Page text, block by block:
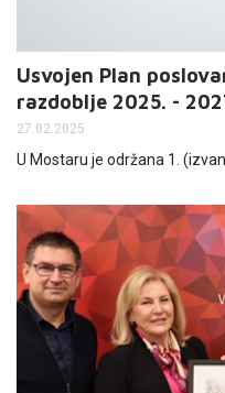
Usvojen Plan
razdoblje 2025. -
27.02.2025
U Mostaru je održana 1.